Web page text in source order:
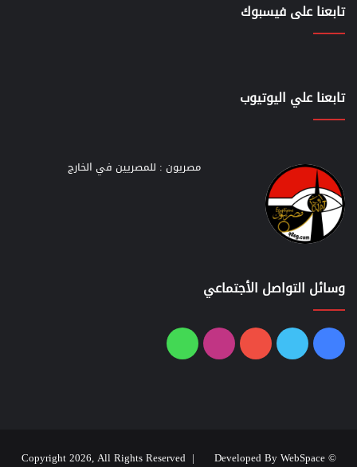
تابعنا على فيسبوك
تابعنا علي اليوتيوب
مصريون : للمصريين في الخارج
وسائل التواصل الأجتماعي
فيسبوك
تويتر يوتيوبانستقرامواتساب
© Copyright 2026, All Rights Reserved |
Developed By WebSpace